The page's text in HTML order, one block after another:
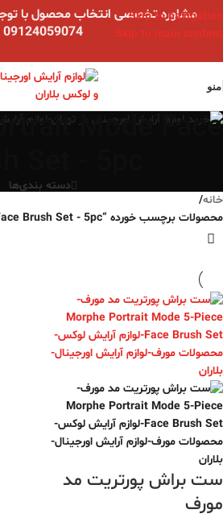
Skip to navigation
Skip to main content
مشاوره تخصصی انتخاب محصول با
09124059074
منو
Mode Face
دسته بندی‌ها
خانه/
محصولات برچسب خورده “Morphe Portrait Mode Face Brush Set - 5pc”
ست براش پورتریت مد
مورف